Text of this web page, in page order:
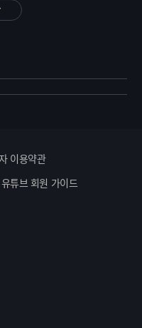
이용약관
유튜브 회원 가이드